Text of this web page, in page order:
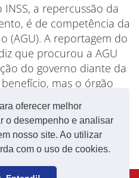
oferecer melhor
o desempenho e analisar
nosso site. Ao utilizar
com o uso de cookies.
a repercussão da
é de competência da
(AGU). A reportagem do
que procurou a AGU
do governo diante da
mas o órgão